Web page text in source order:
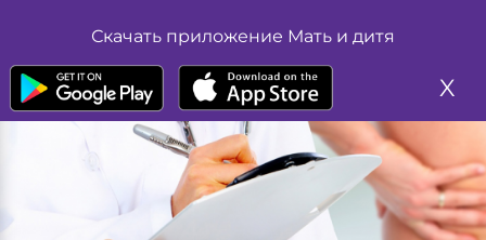
Размер шрифта
А
Цвет
А
Изображение
Запись на прием
Скачать приложение Мать и дитя
X